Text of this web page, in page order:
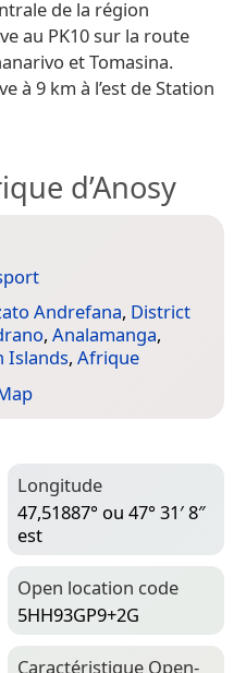
de la région
au PK10 sur la route
et Tomasina.
à 9 km à l’est de Station
d’Anosy
Andrefana, District
, Analamanga,
Islands, Afrique
Longitude
47,51887° ou 47° 31′ 8″
est
Open location code
5HH93GP9+2G
Caractéristique Open­